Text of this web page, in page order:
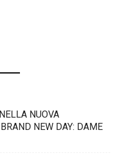
NUOVA
NEW DAY: DAME